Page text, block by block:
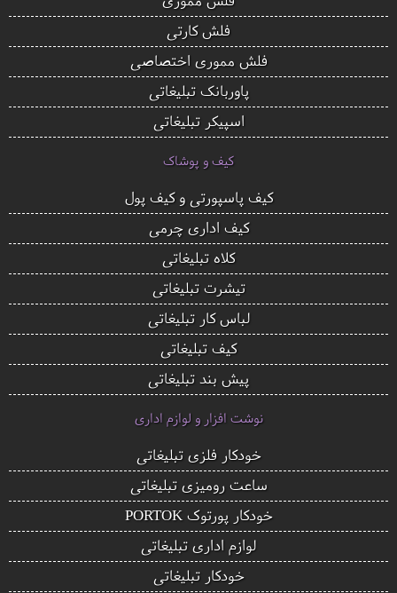
فلش کارتی
فلش مموری اختصاصی
پاوربانک تبلیغاتی
اسپیکر تبلیغاتی
کیف و پوشاک
کیف پاسپورتی و کیف پول
کیف اداری چرمی
کلاه تبلیغاتی
تیشرت تبلیغاتی
لباس کار تبلیغاتی
کیف تبلیغاتی
پیش بند تبلیغاتی
نوشت افزار و لوازم اداری
خودکار فلزی تبلیغاتی
ساعت رومیزی تبلیغاتی
خودکار پورتوک PORTOK
لوازم اداری تبلیغاتی
خودکار تبلیغاتی